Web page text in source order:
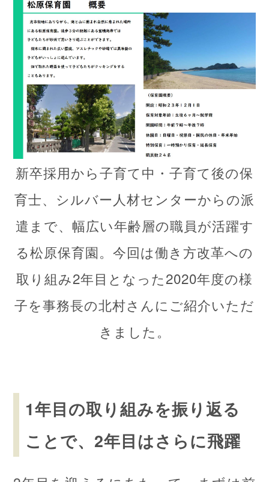
新卒採用から子育て中・子育て後の保
育士、シルバー人材センターからの派
遣まで、幅広い年齢層の職員が活躍す
る松原保育園。今回は働き方改革への
取り組み2年目となった2020年度の様
子を事務長の北村さんにご紹介いただ
きました。
1年目の取り組みを振り返る
ことで、2年目はさらに飛躍